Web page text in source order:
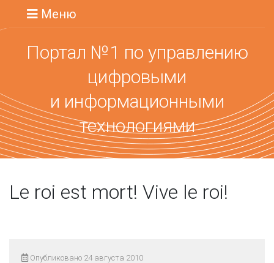
Меню
Портал №1 по управлению
цифровыми
и информационными
технологиями
Le roi est mort! Vive le roi!
Опубликовано 24 августа 2010